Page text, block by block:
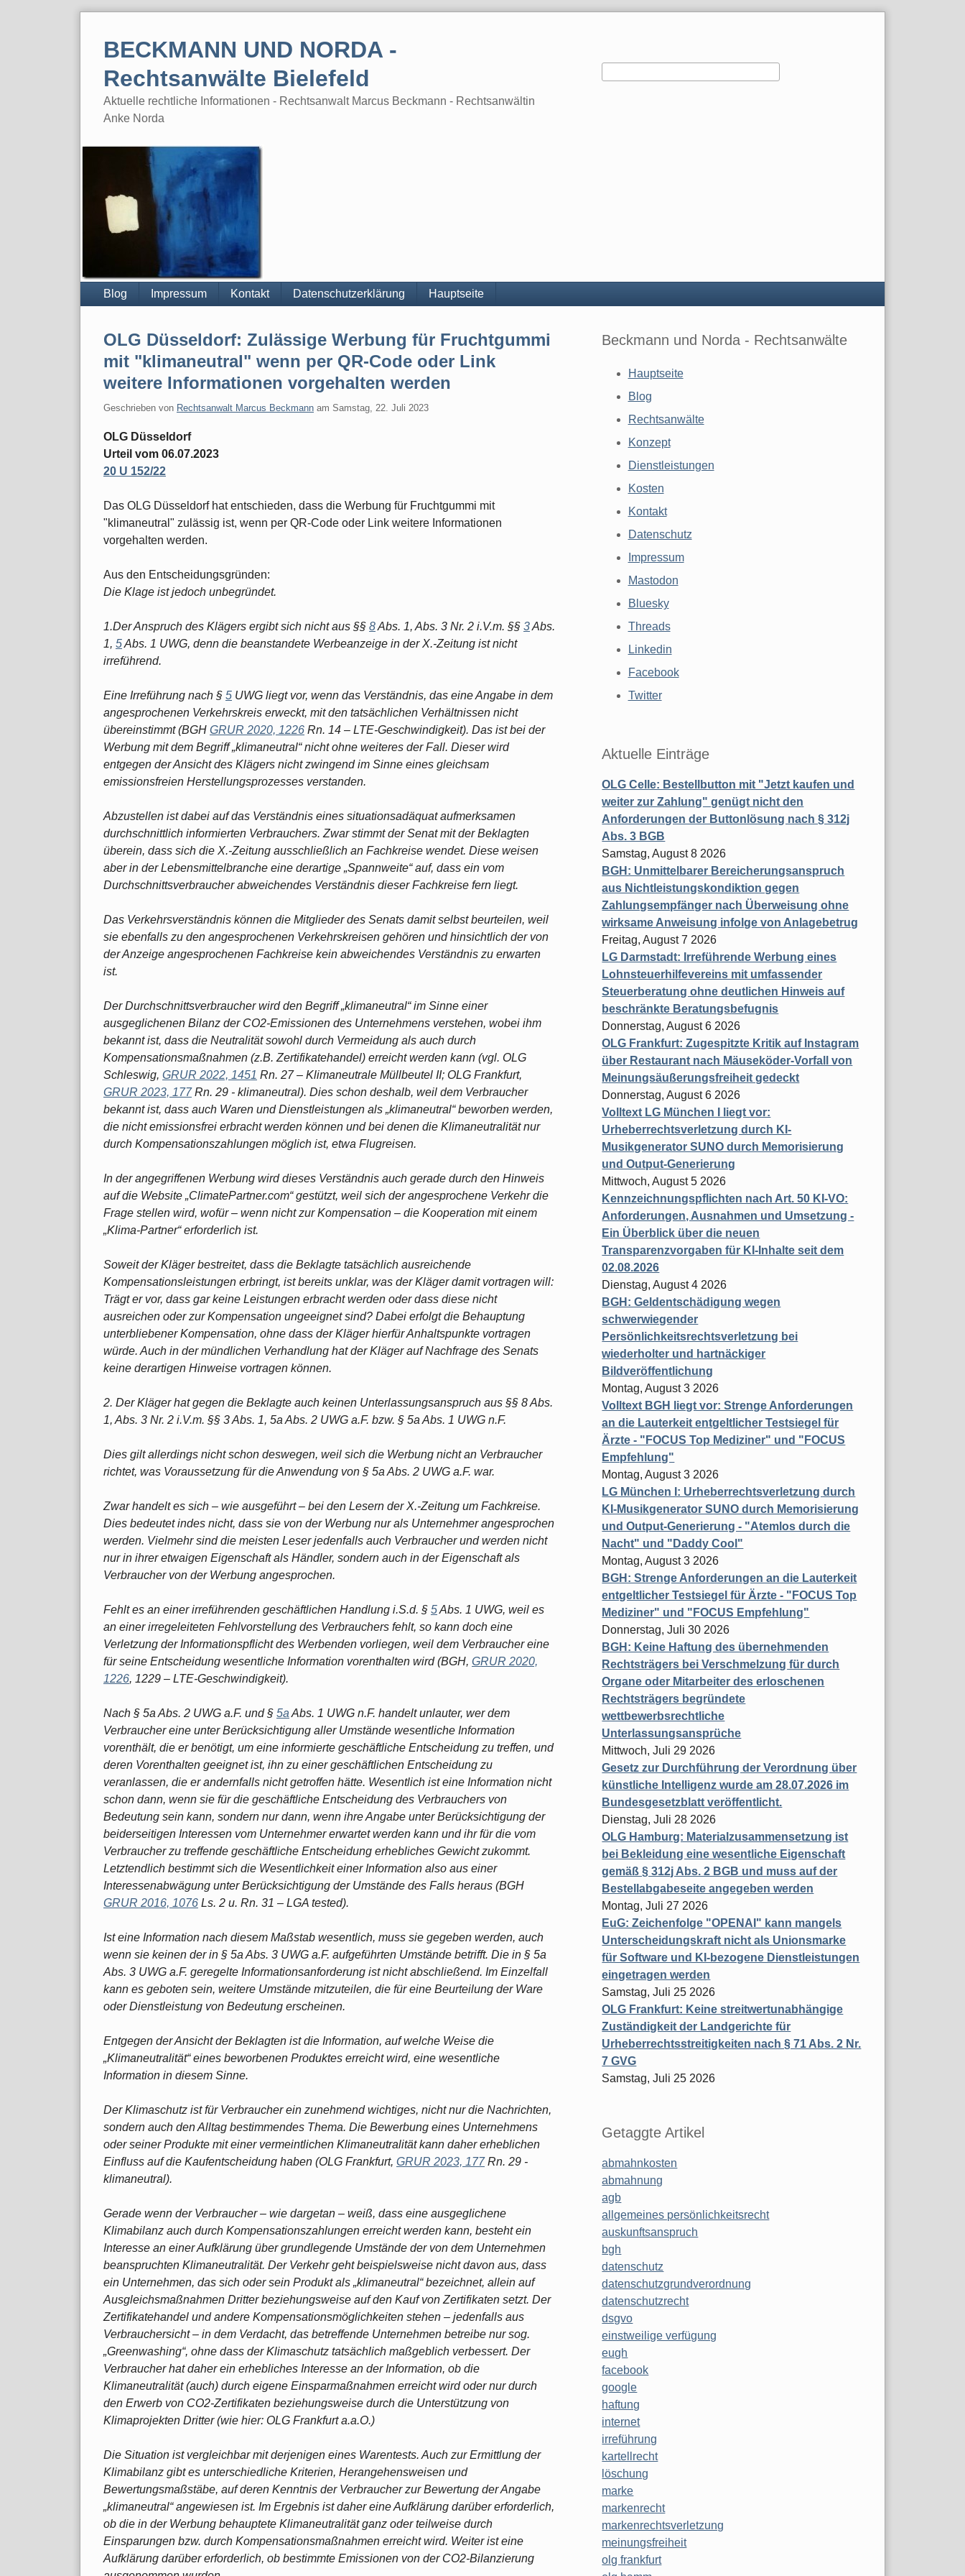
BECKMANN UND NORDA -
Rechtsanwälte Bielefeld
Aktuelle rechtliche Informationen - Rechtsanwalt Marcus Beckmann - Rechtsanwältin
Anke Norda
Blog Impressum Kontakt Datenschutzerklärung Hauptseite
OLG Düsseldorf: Zulässige Werbung für Fruchtgummi
mit "klimaneutral" wenn per QR-Code oder Link
weitere Informationen vorgehalten werden
Geschrieben von Rechtsanwalt Marcus Beckmann am Samstag, 22. Juli 2023
OLG Düsseldorf
Urteil vom 06.07.2023
20 U 152/22
Das OLG Düsseldorf hat entschieden, dass die Werbung für Fruchtgummi mit
"klimaneutral" zulässig ist, wenn per QR-Code oder Link weitere Informationen
vorgehalten werden.
Aus den Entscheidungsgründen:
Die Klage ist jedoch unbegründet.
1.Der Anspruch des Klägers ergibt sich nicht aus §§ 8Abs. 1, Abs. 3 Nr. 2 i.V.m. §§ 3Abs.
1, 5Abs. 1 UWG, denn die beanstandete Werbeanzeige in der X.-Zeitung ist nicht
irreführend.
Eine Irreführung nach § 5 UWG liegt vor, wenn das Verständnis, das eine Angabe in dem
angesprochenen Verkehrskreis erweckt, mit den tatsächlichen Verhältnissen nicht
übereinstimmt (BGH GRUR 2020, 1226 Rn. 14 – LTE-Geschwindigkeit). Das ist bei der
Werbung mit dem Begriff „klimaneutral“ nicht ohne weiteres der Fall. Dieser wird
entgegen der Ansicht des Klägers nicht zwingend im Sinne eines gleichsam
emissionsfreien Herstellungsprozesses verstanden.
Abzustellen ist dabei auf das Verständnis eines situationsadäquat aufmerksamen
durchschnittlich informierten Verbrauchers. Zwar stimmt der Senat mit der Beklagten
überein, dass sich die X.-Zeitung ausschließlich an Fachkreise wendet. Diese weisen
aber in der Lebensmittelbranche eine derartige „Spannweite“ auf, dass ein vom
Durchschnittsverbraucher abweichendes Verständnis dieser Fachkreise fern liegt.
Das Verkehrsverständnis können die Mitglieder des Senats damit selbst beurteilen, weil
sie ebenfalls zu den angesprochenen Verkehrskreisen gehören und hinsichtlich der von
der Anzeige angesprochenen Fachkreise kein abweichendes Verständnis zu erwarten
ist.
Der Durchschnittsverbraucher wird den Begriff „klimaneutral“ im Sinne einer
ausgeglichenen Bilanz der CO2-Emissionen des Unternehmens verstehen, wobei ihm
bekannt ist, dass die Neutralität sowohl durch Vermeidung als auch durch
Kompensationsmaßnahmen (z.B. Zertifikatehandel) erreicht werden kann (vgl. OLG
Schleswig, GRUR 2022, 1451 Rn. 27 – Klimaneutrale Müllbeutel II; OLG Frankfurt,
GRUR 2023, 177Rn. 29 - klimaneutral). Dies schon deshalb, weil dem Verbraucher
bekannt ist, dass auch Waren und Dienstleistungen als „klimaneutral“ beworben werden,
die nicht emissionsfrei erbracht werden können und bei denen die Klimaneutralität nur
durch Kompensationszahlungen möglich ist, etwa Flugreisen.
In der angegriffenen Werbung wird dieses Verständnis auch gerade durch den Hinweis
auf die Website „ClimatePartner.com“ gestützt, weil sich der angesprochene Verkehr die
Frage stellen wird, wofür – wenn nicht zur Kompensation – die Kooperation mit einem
„Klima-Partner“ erforderlich ist.
Soweit der Kläger bestreitet, dass die Beklagte tatsächlich ausreichende
Kompensationsleistungen erbringt, ist bereits unklar, was der Kläger damit vortragen will:
Trägt er vor, dass gar keine Leistungen erbracht werden oder dass diese nicht
ausreichen oder zur Kompensation ungeeignet sind? Dabei erfolgt die Behauptung
unterbliebener Kompensation, ohne dass der Kläger hierfür Anhaltspunkte vortragen
würde. Auch in der mündlichen Verhandlung hat der Kläger auf Nachfrage des Senats
keine derartigen Hinweise vortragen können.
2. Der Kläger hat gegen die Beklagte auch keinen Unterlassungsanspruch aus §§ 8 Abs.
1, Abs. 3 Nr. 2 i.V.m. §§ 3 Abs. 1, 5a Abs. 2 UWG a.F. bzw. § 5a Abs. 1 UWG n.F.
Dies gilt allerdings nicht schon deswegen, weil sich die Werbung nicht an Verbraucher
richtet, was Voraussetzung für die Anwendung von § 5a Abs. 2 UWG a.F. war.
Zwar handelt es sich – wie ausgeführt – bei den Lesern der X.-Zeitung um Fachkreise.
Dies bedeutet indes nicht, dass sie von der Werbung nur als Unternehmer angesprochen
werden. Vielmehr sind die meisten Leser jedenfalls auch Verbraucher und werden nicht
nur in ihrer etwaigen Eigenschaft als Händler, sondern auch in der Eigenschaft als
Verbraucher von der Werbung angesprochen.
Fehlt es an einer irreführenden geschäftlichen Handlung i.S.d. § 5Abs. 1 UWG, weil es
an einer irregeleiteten Fehlvorstellung des Verbrauchers fehlt, so kann doch eine
Verletzung der Informationspflicht des Werbenden vorliegen, weil dem Verbraucher eine
für seine Entscheidung wesentliche Information vorenthalten wird (BGH, GRUR 2020,
1226, 1229 – LTE-Geschwindigkeit).
Nach § 5a Abs. 2 UWG a.F. und § 5a Abs. 1 UWG n.F. handelt unlauter, wer dem
Verbraucher eine unter Berücksichtigung aller Umstände wesentliche Information
vorenthält, die er benötigt, um eine informierte geschäftliche Entscheidung zu treffen, und
deren Vorenthalten geeignet ist, ihn zu einer geschäftlichen Entscheidung zu
veranlassen, die er andernfalls nicht getroffen hätte. Wesentlich ist eine Information nicht
schon dann, wenn sie für die geschäftliche Entscheidung des Verbrauchers von
Bedeutung sein kann, sondern nur dann, wenn ihre Angabe unter Berücksichtigung der
beiderseitigen Interessen vom Unternehmer erwartet werden kann und ihr für die vom
Verbraucher zu treffende geschäftliche Entscheidung erhebliches Gewicht zukommt.
Letztendlich bestimmt sich die Wesentlichkeit einer Information also aus einer
Interessenabwägung unter Berücksichtigung der Umstände des Falls heraus (BGH
GRUR 2016, 1076 Ls. 2 u. Rn. 31 – LGA tested).
Ist eine Information nach diesem Maßstab wesentlich, muss sie gegeben werden, auch
wenn sie keinen der in § 5a Abs. 3 UWG a.F. aufgeführten Umstände betrifft. Die in § 5a
Abs. 3 UWG a.F. geregelte Informationsanforderung ist nicht abschließend. Im Einzelfall
kann es geboten sein, weitere Umstände mitzuteilen, die für eine Beurteilung der Ware
oder Dienstleistung von Bedeutung erscheinen.
Entgegen der Ansicht der Beklagten ist die Information, auf welche Weise die
„Klimaneutralität“ eines beworbenen Produktes erreicht wird, eine wesentliche
Information in diesem Sinne.
Der Klimaschutz ist für Verbraucher ein zunehmend wichtiges, nicht nur die Nachrichten,
sondern auch den Alltag bestimmendes Thema. Die Bewerbung eines Unternehmens
oder seiner Produkte mit einer vermeintlichen Klimaneutralität kann daher erheblichen
Einfluss auf die Kaufentscheidung haben (OLG Frankfurt, GRUR 2023, 177Rn. 29 -
klimaneutral).
Gerade wenn der Verbraucher – wie dargetan – weiß, dass eine ausgeglichene
Klimabilanz auch durch Kompensationszahlungen erreicht werden kann, besteht ein
Interesse an einer Aufklärung über grundlegende Umstände der von dem Unternehmen
beanspruchten Klimaneutralität. Der Verkehr geht beispielsweise nicht davon aus, dass
ein Unternehmen, das sich oder sein Produkt als „klimaneutral“ bezeichnet, allein auf
Ausgleichsmaßnahmen Dritter beziehungsweise auf den Kauf von Zertifikaten setzt. Der
Zertifikatehandel und andere Kompensationsmöglichkeiten stehen – jedenfalls aus
Verbrauchersicht – in dem Verdacht, das betreffende Unternehmen betreibe nur sog.
„Greenwashing“, ohne dass der Klimaschutz tatsächlich maßgeblich verbessert. Der
Verbraucher hat daher ein erhebliches Interesse an der Information, ob die
Klimaneutralität (auch) durch eigene Einsparmaßnahmen erreicht wird oder nur durch
den Erwerb von CO2-Zertifikaten beziehungsweise durch die Unterstützung von
Klimaprojekten Dritter (wie hier: OLG Frankfurt a.a.O.)
Die Situation ist vergleichbar mit derjenigen eines Warentests. Auch zur Ermittlung der
Klimabilanz gibt es unterschiedliche Kriterien, Herangehensweisen und
Bewertungsmaßstäbe, auf deren Kenntnis der Verbraucher zur Bewertung der Angabe
„klimaneutral“ angewiesen ist. Im Ergebnis ist daher eine Aufklärung darüber erforderlich,
ob die in der Werbung behauptete Klimaneutralität ganz oder teilweise durch
Einsparungen bzw. durch Kompensationsmaßnahmen erreicht wird. Weiter ist eine
Aufklärung darüber erforderlich, ob bestimmte Emissionen von der CO2-Bilanzierung
Beckmann und Norda - Rechtsanwälte
Hauptseite
Blog
Rechtsanwälte
Konzept
Dienstleistungen
Kosten
Kontakt
Datenschutz
Impressum
Mastodon
Bluesky
Threads
Linkedin
Facebook
Twitter
Aktuelle Einträge
OLG Celle: Bestellbutton mit "Jetzt kaufen und
weiter zur Zahlung" genügt nicht den
Anforderungen der Buttonlösung nach § 312j
Abs. 3 BGB
Samstag, August 8 2026
BGH: Unmittelbarer Bereicherungsanspruch
aus Nichtleistungskondiktion gegen
Zahlungsempfänger nach Überweisung ohne
wirksame Anweisung infolge von Anlagebetrug
Freitag, August 7 2026
LG Darmstadt: Irreführende Werbung eines
Lohnsteuerhilfevereins mit umfassender
Steuerberatung ohne deutlichen Hinweis auf
beschränkte Beratungsbefugnis
Donnerstag, August 6 2026
OLG Frankfurt: Zugespitzte Kritik auf Instagram
über Restaurant nach Mäuseköder-Vorfall von
Meinungsäußerungsfreiheit gedeckt
Donnerstag, August 6 2026
Volltext LG München I liegt vor:
Urheberrechtsverletzung durch KI-
Musikgenerator SUNO durch Memorisierung
und Output-Generierung
Mittwoch, August 5 2026
Kennzeichnungspflichten nach Art. 50 KI-VO:
Anforderungen, Ausnahmen und Umsetzung -
Ein Überblick über die neuen
Transparenzvorgaben für KI-Inhalte seit dem
02.08.2026
Dienstag, August 4 2026
BGH: Geldentschädigung wegen
schwerwiegender
Persönlichkeitsrechtsverletzung bei
wiederholter und hartnäckiger
Bildveröffentlichung
Montag, August 3 2026
Volltext BGH liegt vor: Strenge Anforderungen
an die Lauterkeit entgeltlicher Testsiegel für
Ärzte - "FOCUS Top Mediziner" und "FOCUS
Empfehlung"
Montag, August 3 2026
LG München I: Urheberrechtsverletzung durch
KI-Musikgenerator SUNO durch Memorisierung
und Output-Generierung - "Atemlos durch die
Nacht" und "Daddy Cool"
Montag, August 3 2026
BGH: Strenge Anforderungen an die Lauterkeit
entgeltlicher Testsiegel für Ärzte - "FOCUS Top
Mediziner" und "FOCUS Empfehlung"
Donnerstag, Juli 30 2026
BGH: Keine Haftung des übernehmenden
Rechtsträgers bei Verschmelzung für durch
Organe oder Mitarbeiter des erloschenen
Rechtsträgers begründete
wettbewerbsrechtliche
Unterlassungsansprüche
Mittwoch, Juli 29 2026
Gesetz zur Durchführung der Verordnung über
künstliche Intelligenz wurde am 28.07.2026 im
Bundesgesetzblatt veröffentlicht.
Dienstag, Juli 28 2026
OLG Hamburg: Materialzusammensetzung ist
bei Bekleidung eine wesentliche Eigenschaft
gemäß § 312j Abs. 2 BGB und muss auf der
Bestellabgabeseite angegeben werden
Montag, Juli 27 2026
EuG: Zeichenfolge "OPENAI" kann mangels
Unterscheidungskraft nicht als Unionsmarke
für Software und KI-bezogene Dienstleistungen
eingetragen werden
Samstag, Juli 25 2026
OLG Frankfurt: Keine streitwertunabhängige
Zuständigkeit der Landgerichte für
Urheberrechtsstreitigkeiten nach § 71 Abs. 2 Nr.
7 GVG
Samstag, Juli 25 2026
Getaggte Artikel
abmahnkosten
abmahnung
agb
allgemeines persönlichkeitsrecht
auskunftsanspruch
bgh
datenschutz
datenschutzgrundverordnung
datenschutzrecht
dsgvo
einstweilige verfügung
eugh
facebook
google
haftung
internet
irreführung
kartellrecht
löschung
marke
markenrecht
markenrechtsverletzung
meinungsfreiheit
olg frankfurt